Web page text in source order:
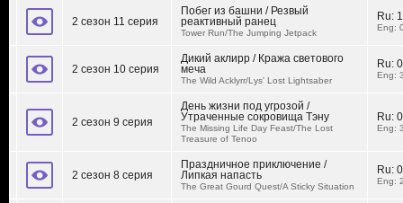
2 сезон 11 серия
Побег из башни / Резвый
реактивный ранец
Tower Run/The Jumping Jetpack
Ru:
Eng:
2 сезон 10 серия
Дикий аклирр / Кража светового
меча
The Wild Acklyrr/Lys' Lost Lightsaber
Ru:
Eng:
2 сезон 9 серия
День жизни под угрозой /
Утраченные сокровища Тэну
The Missing Life Day Feast/The Lost
Treasure of Tenoo
Ru:
Eng:
2 сезон 8 серия
Праздничное приключение /
Липкая напасть
The Great Gourd Quest/A Sticky Situation
Ru:
Eng: